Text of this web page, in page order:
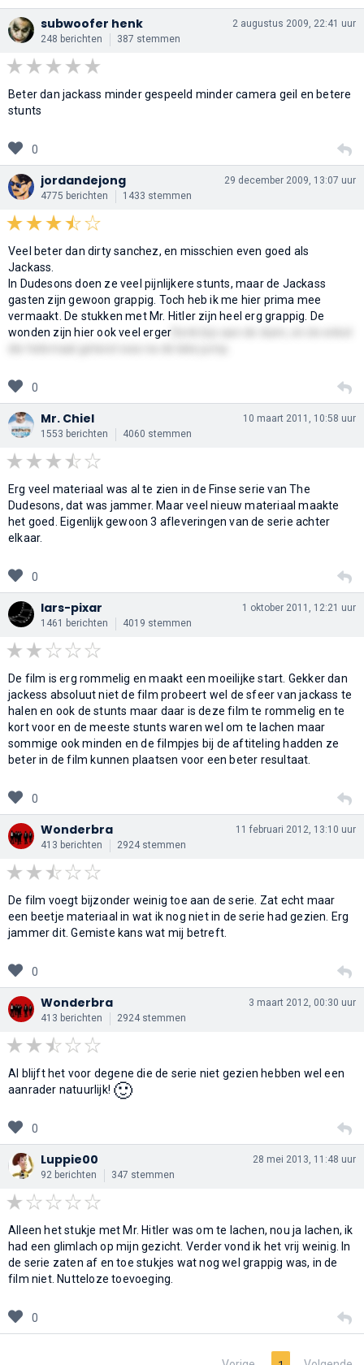
subwoofer henk
248 berichten 387 stemmen
2 augustus 2009, 22:41 uur
Beter dan jackass minder gespeeld minder camera geil en betere
stunts
0
jordandejong
4775 berichten 1433 stemmen
29 december 2009, 13:07 uur
Veel beter dan dirty sanchez, en misschien even goed als
Jackass.
In Dudesons doen ze veel pijnlijkere stunts, maar de Jackass
gasten zijn gewoon grappig. Toch heb ik me hier prima mee
vermaakt. De stukken met Mr. Hitler zijn heel erg grappig. De
wonden zijn hier ook veel erger
0
Mr. Chiel
1553 berichten 4060 stemmen
10 maart 2011, 10:58 uur
Erg veel materiaal was al te zien in de Finse serie van The
Dudesons, dat was jammer. Maar veel nieuw materiaal maakte
het goed. Eigenlijk gewoon 3 afleveringen van de serie achter
elkaar.
0
lars-pixar
1461 berichten 4019 stemmen
1 oktober 2011, 12:21 uur
De film is erg rommelig en maakt een moeilijke start. Gekker dan
jackess absoluut niet de film probeert wel de sfeer van jackass te
halen en ook de stunts maar daar is deze film te rommelig en te
kort voor en de meeste stunts waren wel om te lachen maar
sommige ook minden en de filmpjes bij de aftiteling hadden ze
beter in de film kunnen plaatsen voor een beter resultaat.
0
Wonderbra
413 berichten 2924 stemmen
11 februari 2012, 13:10 uur
De film voegt bijzonder weinig toe aan de serie. Zat echt maar
een beetje materiaal in wat ik nog niet in de serie had gezien. Erg
jammer dit. Gemiste kans wat mij betreft.
0
Wonderbra
413 berichten 2924 stemmen
3 maart 2012, 00:30 uur
Al blijft het voor degene die de serie niet gezien hebben wel een
aanrader natuurlijk! 🙂
0
Luppie00
92 berichten 347 stemmen
28 mei 2013, 11:48 uur
Alleen het stukje met Mr. Hitler was om te lachen, nou ja lachen, ik
had een glimlach op mijn gezicht. Verder vond ik het vrij weinig. In
de serie zaten af en toe stukjes wat nog wel grappig was, in de
film niet. Nutteloze toevoeging.
0